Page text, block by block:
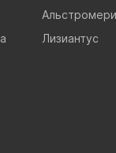
Лизиантус